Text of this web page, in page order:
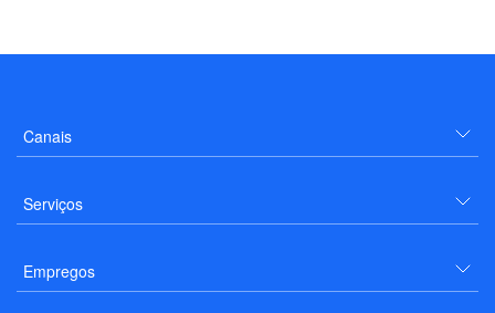
Canais
Serviços
Empregos